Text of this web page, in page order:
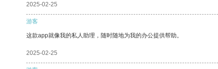
2025-02-25
游客
这款app就像我的私人助理，随时随地为我的办公提供帮助。
2025-02-25